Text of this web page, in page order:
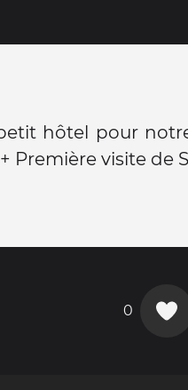
hôtel pour
Première visite de
0